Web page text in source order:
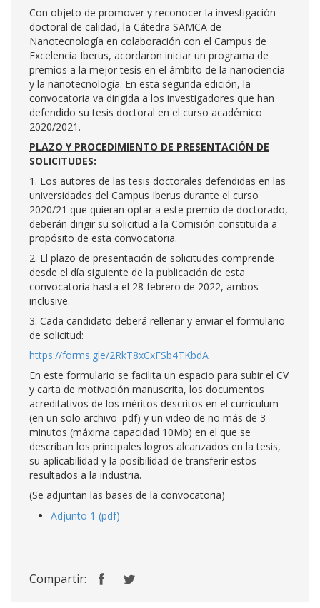
Con objeto de promover y reconocer la investigación
doctoral de calidad, la Cátedra SAMCA de
Nanotecnología en colaboración con el Campus de
Excelencia Iberus, acordaron iniciar un programa de
premios a la mejor tesis en el ámbito de la nanociencia
y la nanotecnología. En esta segunda edición, la
convocatoria va dirigida a los investigadores que han
defendido su tesis doctoral en el curso académico
2020/2021.
PLAZO Y PROCEDIMIENTO DE PRESENTACIÓN DE
SOLICITUDES:
1. Los autores de las tesis doctorales defendidas en las
universidades del Campus Iberus durante el curso
2020/21 que quieran optar a este premio de doctorado,
deberán dirigir su solicitud a la Comisión constituida a
propósito de esta convocatoria.
2. El plazo de presentación de solicitudes comprende
desde el día siguiente de la publicación de esta
convocatoria hasta el 28 febrero de 2022, ambos
inclusive.
3. Cada candidato deberá rellenar y enviar el formulario
de solicitud:
https://forms.gle/2RkT8xCxFSb4TKbdA
En este formulario se facilita un espacio para subir el CV
y carta de motivación manuscrita, los documentos
acreditativos de los méritos descritos en el curriculum
(en un solo archivo .pdf) y un video de no más de 3
minutos (máxima capacidad 10Mb) en el que se
describan los principales logros alcanzados en la tesis,
su aplicabilidad y la posibilidad de transferir estos
resultados a la industria.
(Se adjuntan las bases de la convocatoria)
Adjunto 1 (pdf)
Compartir: